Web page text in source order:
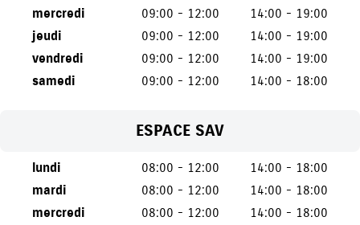
mercredi
09:00 - 12:00
14:00 - 19:00
jeudi
09:00 - 12:00
14:00 - 19:00
vendredi
09:00 - 12:00
14:00 - 19:00
samedi
09:00 - 12:00 14:00 - 18:00
ESPACE SAV
lundi 08:00 - 12:00
14:00 - 18:00
mardi
08:00 - 12:00
14:00 - 18:00
mercredi
08:00 - 12:00
14:00 - 18:00